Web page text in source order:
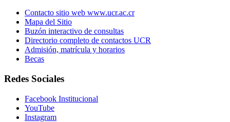
Contacto sitio web www.ucr.ac.cr
Mapa del Sitio
Buzón interactivo de consultas
Directorio completo de contactos UCR
Admisión, matrícula y horarios
Becas
Redes Sociales
Facebook Institucional
YouTube
Instagram